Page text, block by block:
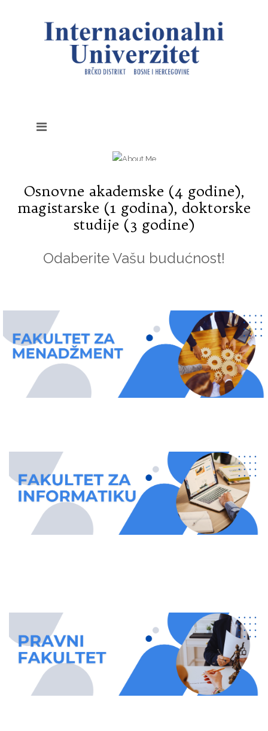
Osnovne akademske (4 godine),
magistarske (1 godina), doktorske
studije (3 godine)
Odaberite Vašu budućnost!